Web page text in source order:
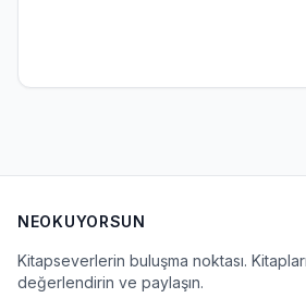
NEOKUYORSUN
Kitapseverlerin buluşma noktası.
değerlendirin ve paylaşın.